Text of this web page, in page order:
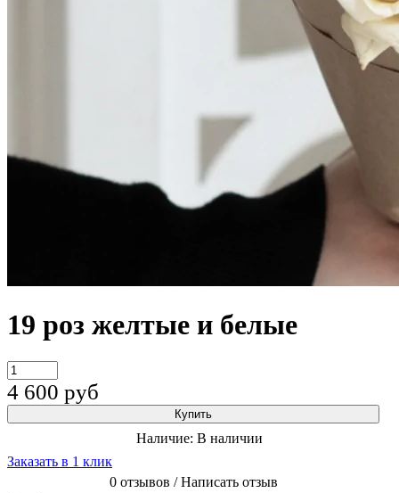
19 роз желтые и белые
4 600 руб
Купить
Наличие: В наличии
Заказать в 1 клик
0 отзывов / Написать отзыв